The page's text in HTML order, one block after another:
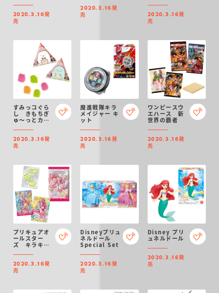
2020.3.16発
売
2020.3.16発
売
ル）
2020.3.16発
売
すみっコぐら
し きもちぎ
ゅ～っとカラ
す。（リニュ
ーアル）
2020.3.16発
売
魔進戦隊キラ
メイジャー キ
ット
2020.3.16発
売
ワンピースウ
エハース 新
世界の覇者
2020.3.16発
売
プリキュアオ
ールスター
ズ キラキラ
2020.3.16発
売
Disneyプリュ
ネルドール
Special Set
2020.3.16発
売
Disney プリ
ュネルドール
2020.3.16発
売